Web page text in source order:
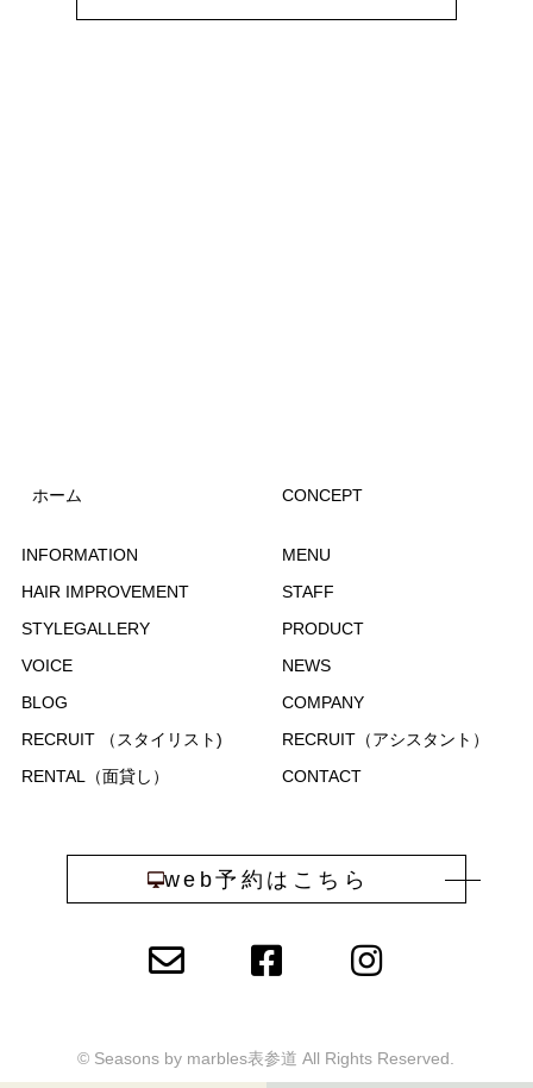
ホーム CONCEPT
INFORMATION
MENU
HAIR IMPROVEMENT
STAFF
STYLEGALLERY
PRODUCT
VOICE
NEWS
BLOG
COMPANY
RECRUIT （スタイリスト)
RECRUIT（アシスタント）
RENTAL（面貸し）
CONTACT
web予約はこちら
©︎ Seasons by marbles表参道 All Rights Reserved.